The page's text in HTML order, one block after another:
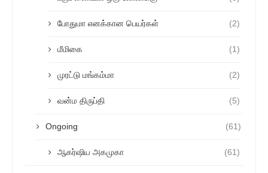
போதுமா எனக்கான பெயர்கள் (2)
மீமிகை (1)
முரட்டு மங்கம்மா (2)
வன்ம திருப்தி (5)
Ongoing (61)
ஆகர்ஷிய அகமுகா (61)